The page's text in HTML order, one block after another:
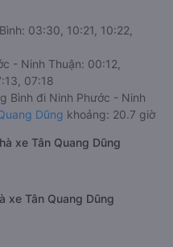
03:30, 10:21, 10:22,
- Ninh Thuận: 00:12,
07:18
Bình đi Ninh Phước - Ninh
Dũng khoảng: 20.7 giờ
xe Tân Quang Dũng
xe Tân Quang Dũng